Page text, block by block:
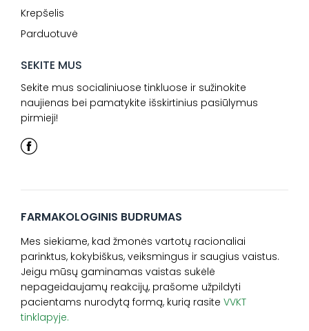
Krepšelis
Parduotuvė
SEKITE MUS
Sekite mus socialiniuose tinkluose ir sužinokite
naujienas bei pamatykite išskirtinius pasiūlymus
pirmieji!
FARMAKOLOGINIS BUDRUMAS
Mes siekiame, kad žmonės vartotų racionaliai
parinktus, kokybiškus, veiksmingus ir saugius vaistus.
Jeigu mūsų gaminamas vaistas sukėlė
nepageidaujamų reakcijų, prašome užpildyti
pacientams nurodytą formą, kurią rasite VVKT
tinklapyje.